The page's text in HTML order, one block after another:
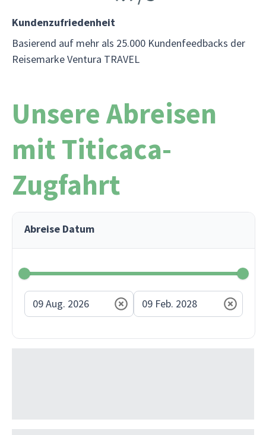
Kundenzufriedenheit
Basierend auf mehr als 25.000 Kundenfeedbacks der
Reisemarke Ventura TRAVEL
Unsere Abreisen
mit Titicaca-
Zugfahrt
Abreise Datum